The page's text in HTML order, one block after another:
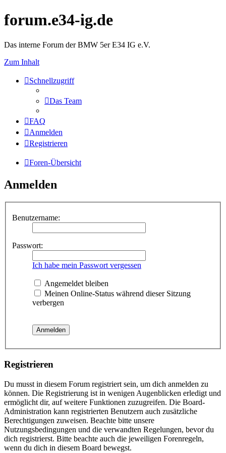
forum.e34-ig.de
Das interne Forum der BMW 5er E34 IG e.V.
Zum Inhalt
Schnellzugriff
Das Team
FAQ
Anmelden
Registrieren
Foren-Übersicht
Anmelden
Benutzername:
Passwort:
Ich habe mein Passwort vergessen
Angemeldet bleiben
Meinen Online-Status während dieser Sitzung
verbergen
Registrieren
Du musst in diesem Forum registriert sein, um dich anmelden zu
können. Die Registrierung ist in wenigen Augenblicken erledigt und
ermöglicht dir, auf weitere Funktionen zuzugreifen. Die Board-
Administration kann registrierten Benutzern auch zusätzliche
Berechtigungen zuweisen. Beachte bitte unsere
Nutzungsbedingungen und die verwandten Regelungen, bevor du
dich registrierst. Bitte beachte auch die jeweiligen Forenregeln,
wenn du dich in diesem Board bewegst.